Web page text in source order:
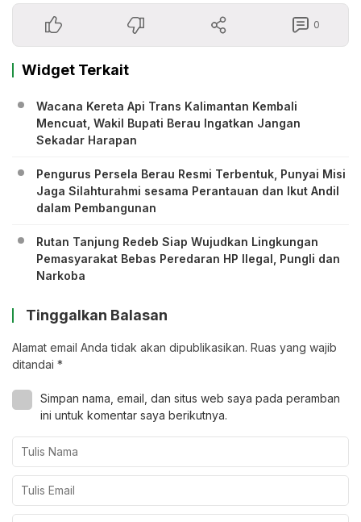
0
Widget Terkait
Wacana Kereta Api Trans Kalimantan Kembali
Mencuat, Wakil Bupati Berau Ingatkan Jangan
Sekadar Harapan
Pengurus Persela Berau Resmi Terbentuk, Punyai Misi
Jaga Silahturahmi sesama Perantauan dan Ikut Andil
dalam Pembangunan
Rutan Tanjung Redeb Siap Wujudkan Lingkungan
Pemasyarakat Bebas Peredaran HP Ilegal, Pungli dan
Narkoba
Tinggalkan Balasan
Alamat email Anda tidak akan dipublikasikan. Ruas yang wajib
ditandai *
Simpan nama, email, dan situs web saya pada peramban
ini untuk komentar saya berikutnya.